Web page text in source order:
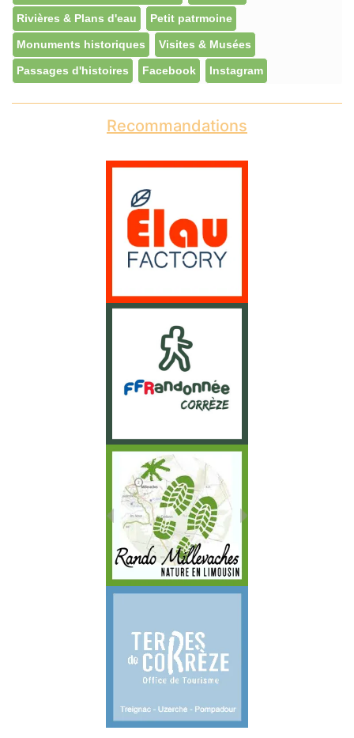
Rivières & Plans d'eau Petit patrmoine
Monuments historiques Visites & Musées
Passages d'histoires Facebook Instagram
Recommandations